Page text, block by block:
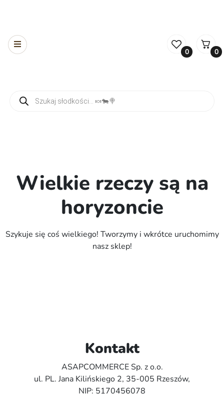
0 0
Wielkie rzeczy są na
horyzoncie
Szykuje się coś wielkiego! Tworzymy i wkrótce uruchomimy
nasz sklep!
Kontakt
ASAPCOMMERCE Sp. z o.o.
ul. PL. Jana Kilińskiego 2, 35-005 Rzeszów,
NIP: 5170456078